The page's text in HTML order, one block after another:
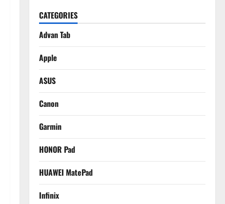
CATEGORIES
Advan Tab
Apple
ASUS
Canon
Garmin
HONOR Pad
HUAWEI MatePad
Infinix